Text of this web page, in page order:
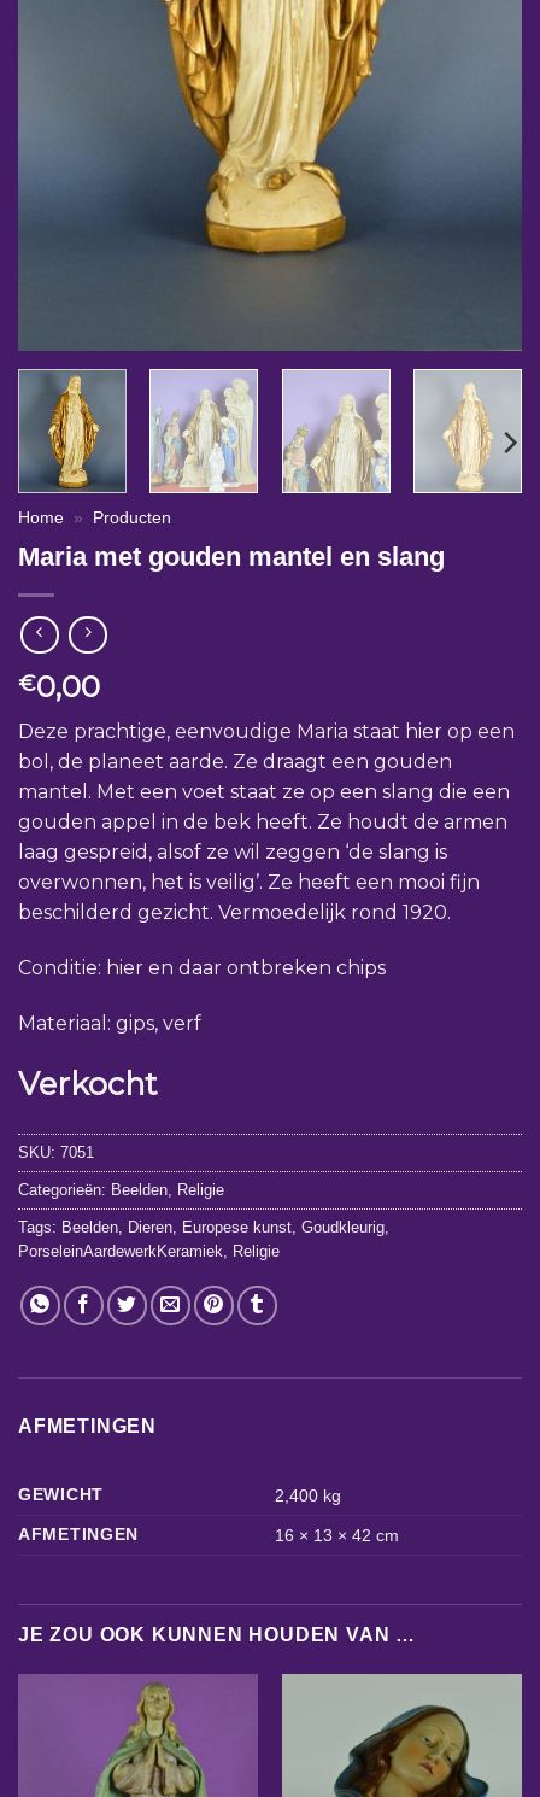
Home » Producten
Maria met gouden mantel en slang
€0,00
Deze prachtige, eenvoudige Maria staat hier op een
bol, de planeet aarde. Ze draagt een gouden
mantel. Met een voet staat ze op een slang die een
gouden appel in de bek heeft. Ze houdt de armen
laag gespreid, alsof ze wil zeggen ‘de slang is
overwonnen, het is veilig’. Ze heeft een mooi fijn
beschilderd gezicht. Vermoedelijk rond 1920.
Conditie: hier en daar ontbreken chips
Materiaal: gips, verf
Verkocht
SKU: 7051
Categorieën: Beelden, Religie
Tags: Beelden, Dieren, Europese kunst, Goudkleurig,
PorseleinAardewerkKeramiek, Religie
AFMETINGEN
GEWICHT
2,400 kg
AFMETINGEN
16 × 13 × 42 cm
JE ZOU OOK KUNNEN HOUDEN VAN …